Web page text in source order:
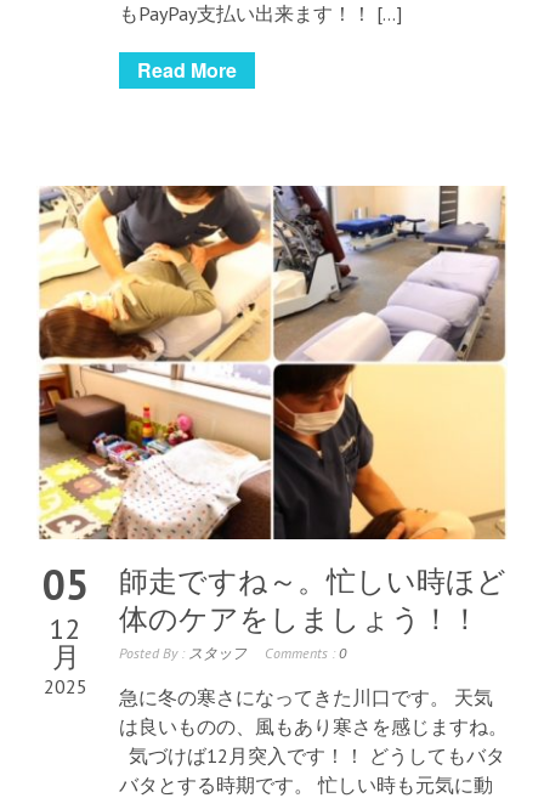
もPayPay支払い出来ます！！ […]
Read More
05
12
月
2025
師走ですね～。忙しい時ほど
体のケアをしましょう！！
Posted By : スタッフ Comments : 0
急に冬の寒さになってきた川口です。 天気
は良いものの、風もあり寒さを感じますね。
気づけば12月突入です！！ どうしてもバタ
バタとする時期です。 忙しい時も元気に動